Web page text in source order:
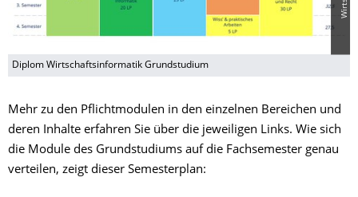
Diplom Wirtschaftsinformatik Grundstudium
Mehr zu den Pflichtmodulen in den einzelnen Bereichen und
deren Inhalte erfahren Sie über die jeweiligen Links. Wie sich
die Module des Grundstudiums auf die Fachsemester genau
verteilen, zeigt dieser Semesterplan: